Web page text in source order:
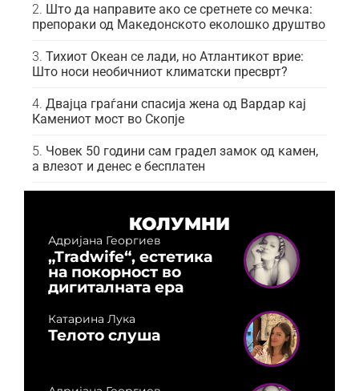
Што да направите ако се сретнете со мечка:
препораки од Македонското еколошко друштво
Тихиот Океан се лади, но Атлантикот врие:
Што носи необичниот климатски пресврт?
Двајца граѓани спасија жена од Вардар кај
Камениот мост во Скопје
Човек 50 години сам градел замок од камен,
а влезот и денес е бесплатен
КОЛУМНИ
Адријана Георгиев
„Tradwife“, естетика
на покорност во
дигиталната ера
Катарина Лука
Телото слуша